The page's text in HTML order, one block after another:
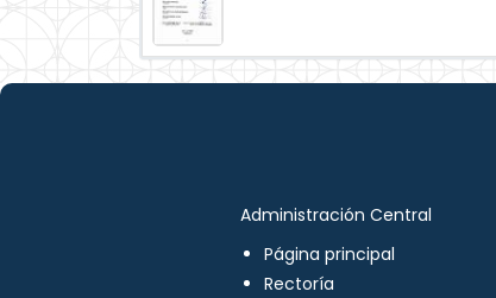
Administración Central
Página principal
Rectoría